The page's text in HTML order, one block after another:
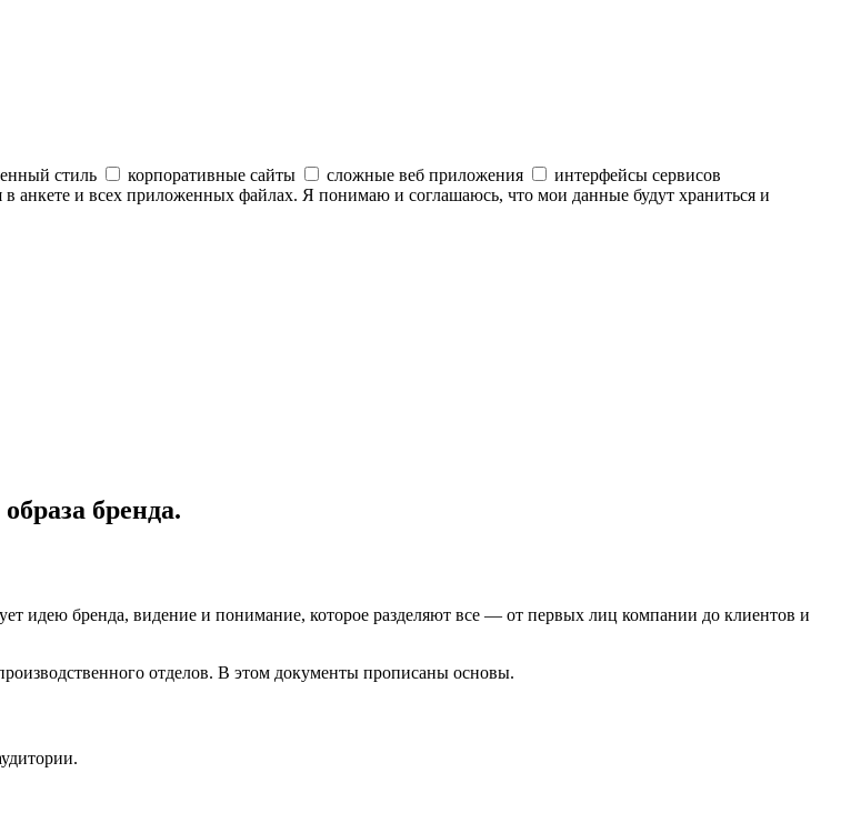
стиль корпоративные сайты сложные веб приложения
интерфейсы сервисов
анкете и всех приложенных файлах. Я понимаю и соглашаюсь, что мои данные будут храниться и
бренда.
идею бренда, видение и понимание, которое разделяют все — от первых лиц компании до клиентов и
отделов. В этом документы прописаны основы.